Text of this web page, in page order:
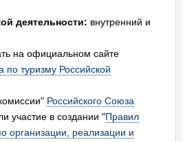
деятельности: внутренний и
на официальном сайте
по туризму Российской
Российского Союза
участие в создании "Правил
организации, реализации и